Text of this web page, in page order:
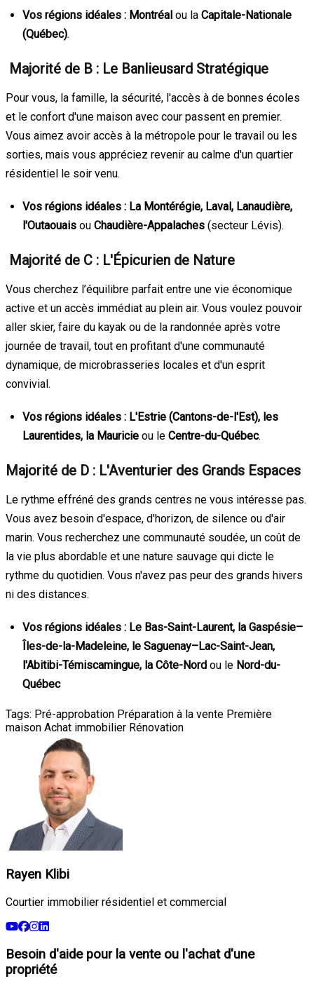
Vos régions idéales : Montréal ou la Capitale-Nationale
(Québec).
Majorité de B : Le Banlieusard Stratégique
Pour vous, la famille, la sécurité, l'accès à de bonnes écoles
et le confort d'une maison avec cour passent en premier.
Vous aimez avoir accès à la métropole pour le travail ou les
sorties, mais vous appréciez revenir au calme d'un quartier
résidentiel le soir venu.
Vos régions idéales : La Montérégie, Laval, Lanaudière,
l'Outaouais ou Chaudière-Appalaches (secteur Lévis).
Majorité de C : L'Épicurien de Nature
Vous cherchez l’équilibre parfait entre une vie économique
active et un accès immédiat au plein air. Vous voulez pouvoir
aller skier, faire du kayak ou de la randonnée après votre
journée de travail, tout en profitant d'une communauté
dynamique, de microbrasseries locales et d'un esprit
convivial.
Vos régions idéales : L'Estrie (Cantons-de-l'Est), les
Laurentides, la Mauricie ou le Centre-du-Québec.
Majorité de D : L'Aventurier des Grands Espaces
Le rythme effréné des grands centres ne vous intéresse pas.
Vous avez besoin d'espace, d'horizon, de silence ou d'air
marin. Vous recherchez une communauté soudée, un coût de
la vie plus abordable et une nature sauvage qui dicte le
rythme du quotidien. Vous n'avez pas peur des grands hivers
ni des distances.
Vos régions idéales : Le Bas-Saint-Laurent, la Gaspésie–
Îles-de-la-Madeleine, le Saguenay–Lac-Saint-Jean,
l'Abitibi-Témiscamingue, la Côte-Nord ou le Nord-du-
Québec
Tags: Pré-approbation Préparation à la vente Première
maison Achat immobilier Rénovation
Rayen Klibi
Courtier immobilier résidentiel et commercial
Besoin d'aide pour la vente ou l'achat d'une
propriété